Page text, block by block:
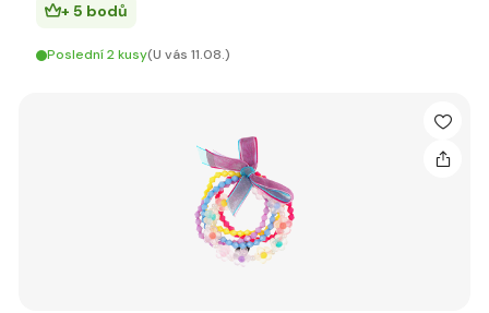
+ 5 bodů
Poslední 2 kusy(U vás 11.08.)